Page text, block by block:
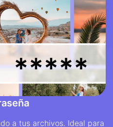
a tus archivos. Ideal para